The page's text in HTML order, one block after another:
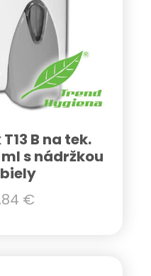
B na tek.
s nádržkou
€